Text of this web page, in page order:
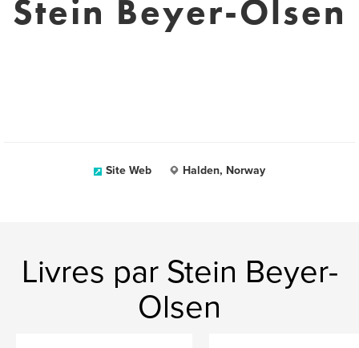
Stein Beyer-Olsen
Site Web Halden, Norway
Livres par Stein Beyer-
Olsen